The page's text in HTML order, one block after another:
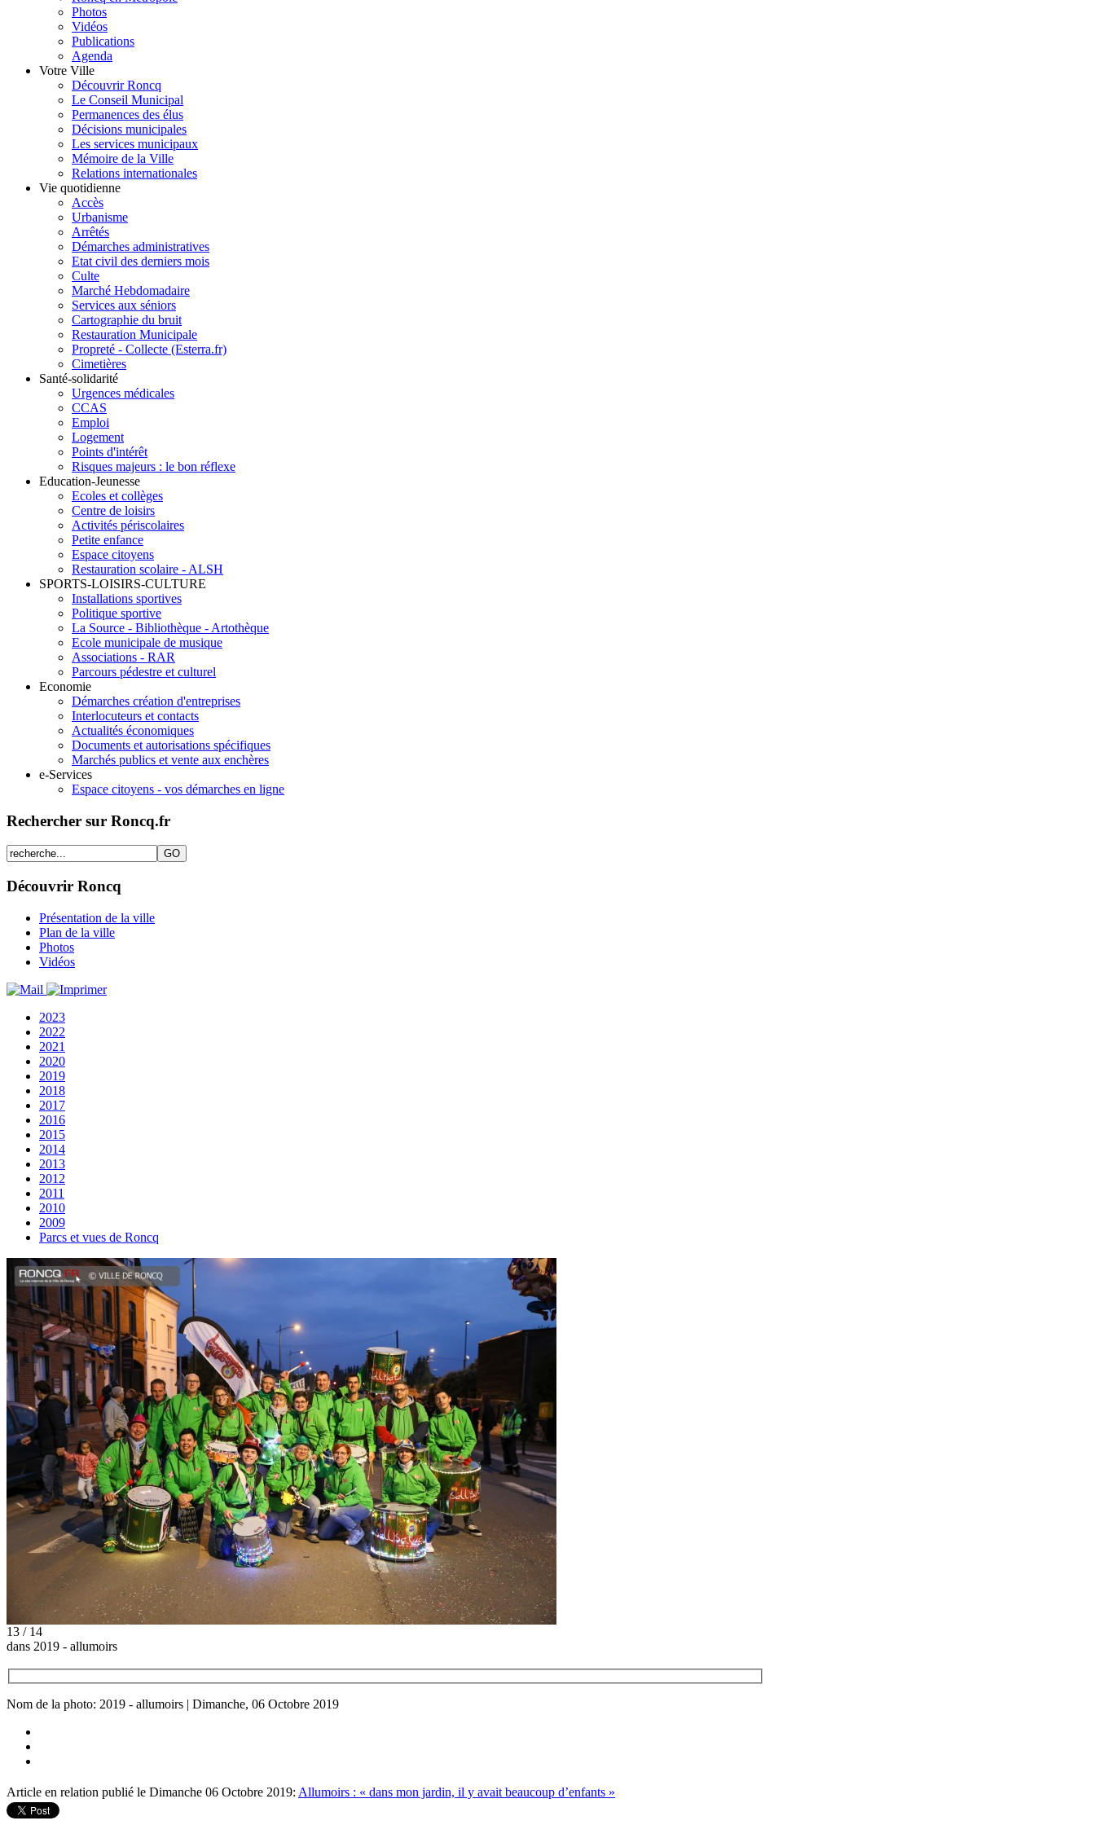
Photos
Vidéos
Publications
Agenda
Votre Ville
Découvrir Roncq
Le Conseil Municipal
Permanences des élus
Décisions municipales
Les services municipaux
Mémoire de la Ville
Relations internationales
Vie quotidienne
Accès
Urbanisme
Arrêtés
Démarches administratives
Etat civil des derniers mois
Culte
Marché Hebdomadaire
Services aux séniors
Cartographie du bruit
Restauration Municipale
Propreté - Collecte (Esterra.fr)
Cimetières
Santé-solidarité
Urgences médicales
CCAS
Emploi
Logement
Points d'intérêt
Risques majeurs : le bon réflexe
Education-Jeunesse
Ecoles et collèges
Centre de loisirs
Activités périscolaires
Petite enfance
Espace citoyens
Restauration scolaire - ALSH
SPORTS-LOISIRS-CULTURE
Installations sportives
Politique sportive
La Source - Bibliothèque - Artothèque
Ecole municipale de musique
Associations - RAR
Parcours pédestre et culturel
Economie
Démarches création d'entreprises
Interlocuteurs et contacts
Actualités économiques
Documents et autorisations spécifiques
Marchés publics et vente aux enchères
e-Services
Espace citoyens - vos démarches en ligne
Rechercher sur Roncq.fr
Découvrir Roncq
Présentation de la ville
Plan de la ville
Photos
Vidéos
2023
2022
2021
2020
2019
2018
2017
2016
2015
2014
2013
2012
2011
2010
2009
Parcs et vues de Roncq
13 / 14
dans 2019 - allumoirs
Nom de la photo: 2019 - allumoirs | Dimanche, 06 Octobre 2019
Article en relation publié le Dimanche 06 Octobre 2019: Allumoirs : « dans mon jardin, il y avait beaucoup d’enfants »